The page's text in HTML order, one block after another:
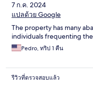
7 ก.ค. 2024
แปลด้วย Google
The property has many
individuals frequenting
Pedro, ทริป 1 คืน
รีวิวที่ตรวจสอบแล้ว